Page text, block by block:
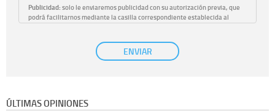
Publicidad:solo le enviaremos publicidad con su autorización previa, que
podrá facilitarnos mediante la casilla correspondiente establecida al
únicamente trataremos sus datos con su consentimiento
previo, que podrá facilitarnos mediante la casilla correspondiente
Derechos:tiene derecho a saber qué información tenemos sobre usted,
ENVIAR
ÚLTIMAS OPINIONES